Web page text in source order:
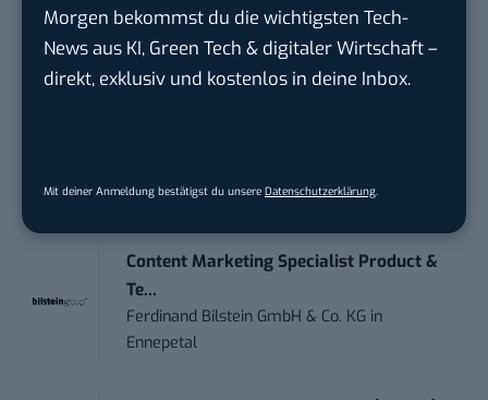
Morgen bekommst du die wichtigsten Tech-
News aus KI, Green Tech & digitaler Wirtschaft –
direkt, exklusiv und kostenlos in deine Inbox.
Mit deiner Anmeldung bestätigst du unsere Datenschutzerklärung.
IT Sales & Online Marketing Manager
(m/w/...
Instaffo GmbHinKarlsruhe
Acura Fachklinik GmbHinAlbstadt
Content Marketing Specialist Product &
Te...
Ferdinand Bilstein GmbH & Co. KG in
Ennepetal